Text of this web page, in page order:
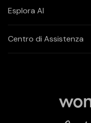
Esplora AI
Centro di Assistenza